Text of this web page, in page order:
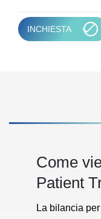
INCHIESTA
Come
Patient
La bilancia